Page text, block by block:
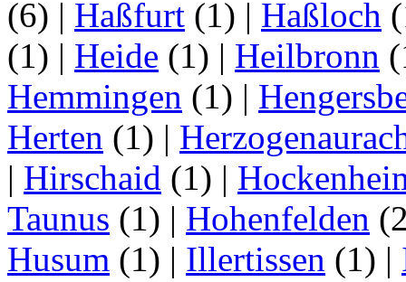
(6) | Haßfurt (1) | Haßloch
(1) | Heide (1) | Heilbronn
Hemmingen (1) |
Herten (1) |
| Hirschaid (1) |
Taunus (1) | Hohenfelden
Husum (1) | Illertissen (1) |